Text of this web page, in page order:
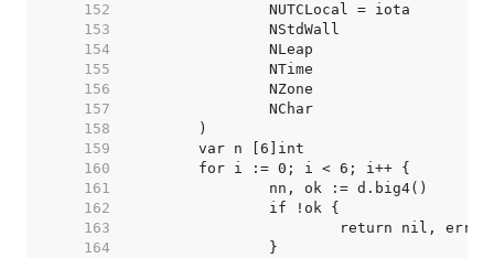
   152
   153
   154
   155
   156
   157
   158
   159
   160
   161
   162
   163
   164